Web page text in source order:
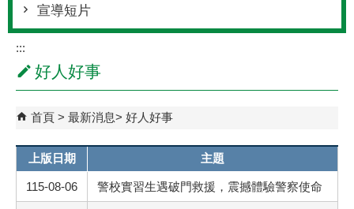
宣導短片
:::
好人好事
首頁 最新消息 好人好事
上版日期 主題
115-08-06 警校實習生遇破門救援，震撼體驗警察使命